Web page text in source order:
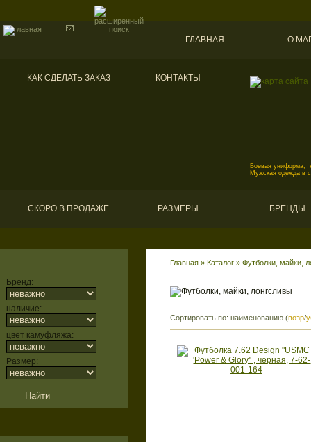
ГЛАВНАЯ О
КАК СДЕЛАТЬ ЗАКАЗ КОНТАКТЫ
Боевая униформа,
Мужская одежда в
СКОРО В ПРОДАЖЕ РАЗМЕРЫ БРЕНДЫ
Бренд:
наличие:
цвет камуфляжа:
Размер:
Главная » Каталог » Футболки, майки,
Сортировать по: наименованию (возр/